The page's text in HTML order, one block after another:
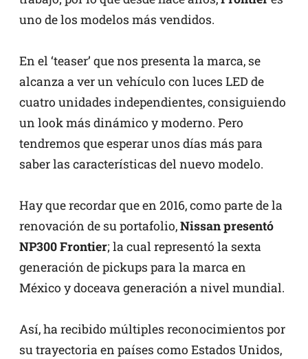
uno de los modelos más vendidos.
En el ‘teaser’ que nos presenta la marca, se
alcanza a ver un vehículo con luces LED de
cuatro unidades independientes, consiguiendo
un look más dinámico y moderno. Pero
tendremos que esperar unos días más para
saber las características del nuevo modelo.
Hay que recordar que en 2016, como parte de la
renovación de su portafolio,Nissan presentó
NP300 Frontier; la cual representó la sexta
generación de pickups para la marca en
México y doceava generación a nivel mundial.
Así, ha recibido múltiples reconocimientos por
su trayectoria en países como Estados Unidos,